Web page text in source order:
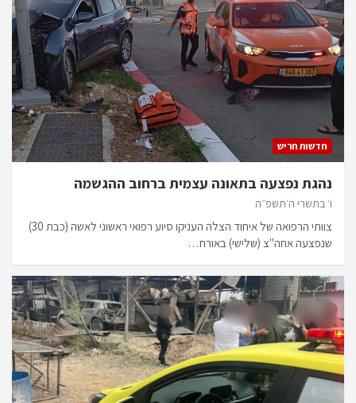
חדשות חריש
נהגת נפצעה בתאונה עצמית ברחוב ההגשמה
ו׳ בתשרי ה׳תשפ״ה
צוותי הרפואה של איחוד הצלה העניקו סיוע רפואי ראשוני לאשה (כבת 30)
שנפצעה אחה"צ (שלישי) באורח…